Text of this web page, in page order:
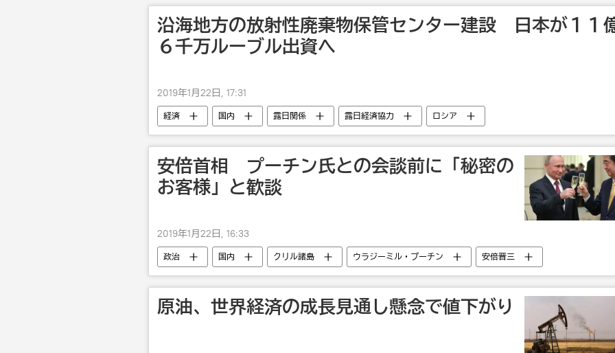
沿海地方の放射性廃棄物保管センター建設 日本が１１
６千万ルーブル出資へ
2019年1月22日, 17:31
経済 国内 露日関係 露日経済協力 ロシア
安倍首相 プーチン氏との会談前に「秘密の
お客様」と歓談
2019年1月22日, 16:33
政治 国内 クリル諸島 ウラジーミル・プーチン
安倍晋三
露日関係
ロシア
原油、世界経済の成長見通し懸念で値下がり